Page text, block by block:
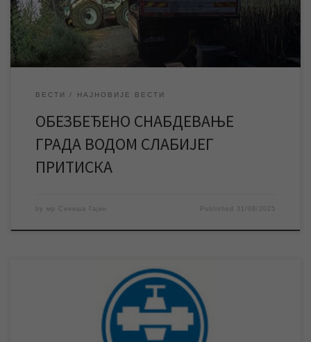
магистралном цевоводу на изворишту у граду дошло је данас у
поподневним […]
ВЕСТИ НАЈНОВИЈЕ ВЕСТИ
ОБЕЗБЕЂЕНО СНАБДЕВАЊЕ
ГРАДА ВОДОМ СЛАБИЈЕГ
ПРИТИСКА
by мр Синиша Гајин Published 31/08/2025
Због хаварије већег обима на магистралном цевоводу на
изворишту у граду дошло је до прекида водоснабдевања у
целом граду. Екипе предузећа изводе радове на санацији